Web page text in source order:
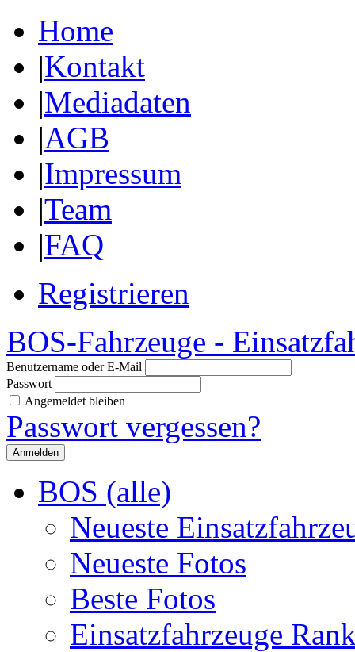
Home
|Kontakt
|Mediadaten
|AGB
|Impressum
|Team
|FAQ
Registrieren
BOS-Fahrzeuge -
Benutzername oder E-Mail
Passwort
Angemeldet bleiben
Passwort vergessen?
BOS (alle)
Neueste
Neueste Fotos
Beste Fotos
Einsatzfahrzeuge